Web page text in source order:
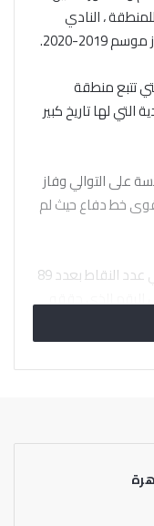
، النادي
2020.
تتبع منطقة
التي لها تاريخ كبير
للدوري للمرة 42 والخامسة على التوالي وفاز
برصيد 74 هدفا وأقوى خط دفاع حيث لم
وحقق النادي الأهلي رقم قياسي جديد في عدد النقاط بعدد 89
مباراة ليعادل الرقم الذي حققه
بعد الفوز على